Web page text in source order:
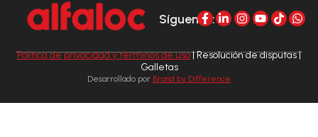
Síguenos:
Política de privacidad y términos de uso| Resolución de disputas |
Galletas
Desarrollado por Brand by Difference